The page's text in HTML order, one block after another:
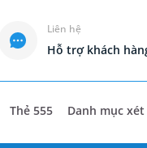
Liên hệ
Hỗ trợ khách
Thẻ 555 Danh mục